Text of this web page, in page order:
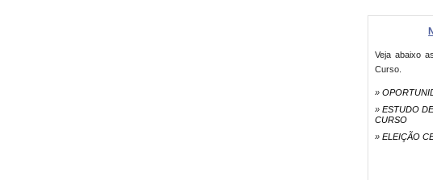
Veja abaixo
Curso.
»
» ESTUDO
CURSO
» ELEIÇÃO